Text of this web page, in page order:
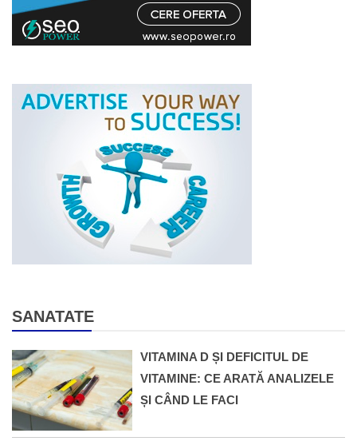
SANATATE
VITAMINA D ȘI DEFICITUL DE
VITAMINE: CE ARATĂ ANALIZELE
ȘI CÂND LE FACI